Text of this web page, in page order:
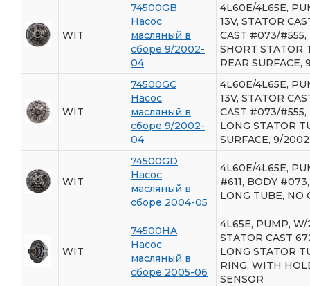
WIT
74500GB
Насос
масляный в
сборе 9/2002-
04
4L60E/4L65E,
13V, STATOR
CAST #073/#555,
SHORT STATOR
REAR
WIT
74500GC
Насос
масляный в
сборе 9/2002-
04
4L60E/4L65E,
13V, STATOR
CAST #073/#555,
LONG STATOR
SURFACE, 9/
WIT
74500GD
Насос
масляный в
сборе 2004-05
4L60E/4L65E,
#611, BODY
LONG TUBE, NO
WIT
74500HA
Насос
масляный в
сборе 2005-06
4L65E, PUMP, W/
STATOR CAST
LONG STATOR
RING, WITH
SENSOR